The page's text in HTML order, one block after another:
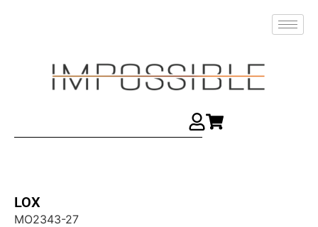
LOX
MO2343-27